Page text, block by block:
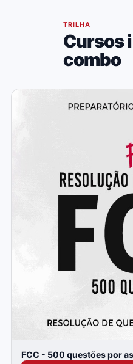
TRILHA
Cursos
combo
FCC - 500 questões por